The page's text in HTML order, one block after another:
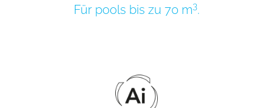
Für pools bis zu 70 m3.